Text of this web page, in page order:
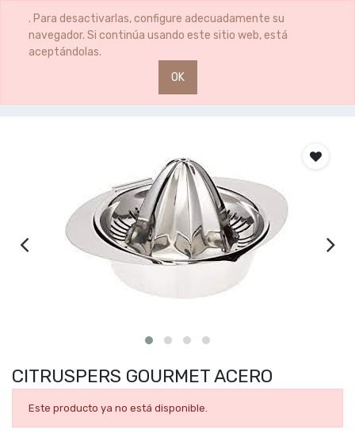
. Para desactivarlas, configure adecuadamente su
navegador. Si continúa usando este sitio web, está
aceptándolas.
OK
0 0
CITRUSPERS GOURMET ACERO
CITRUSPERS GOURMET ACERO
Este producto ya no está disponible.